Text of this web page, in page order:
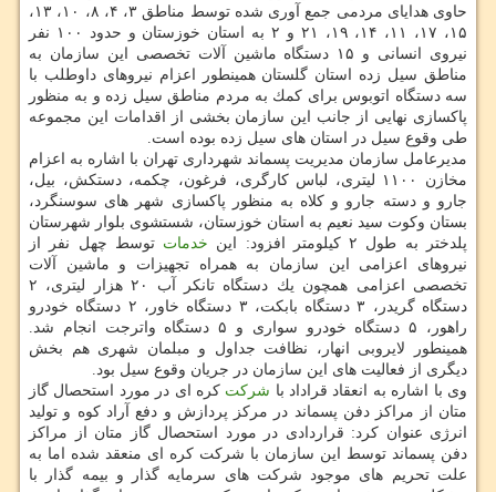
حاوی هدایای مردمی جمع آوری شده توسط مناطق ۳، ۴، ۸، ۱۰، ۱۳،
۱۵، ۱۷، ۱۱، ۱۴، ۱۹، ۲۱ و ۲ به استان خوزستان و حدود ۱۰۰ نفر
نیروی انسانی و ۱۵ دستگاه ماشین آلات تخصصی این سازمان به
مناطق سیل زده استان گلستان همینطور اعزام نیروهای داوطلب با
سه دستگاه اتوبوس برای كمك به مردم مناطق سیل زده و به منظور
پاكسازی نهایی از جانب این سازمان بخشی از اقدامات این مجموعه
طی وقوع سیل در استان های سیل زده بوده است.
مدیرعامل سازمان مدیریت پسماند شهرداری تهران با اشاره به اعزام
مخازن ۱۱۰۰ لیتری، لباس كارگری، فرغون، چكمه، دستكش، بیل،
جارو و دسته جارو و كلاه به منظور پاكسازی شهر های سوسنگرد،
بستان وكوت سید نعیم به استان خوزستان، شستشوی بلوار شهرستان
پلدختر به طول ۲ كیلومتر افزود: این
خدمات توسط چهل نفر از
نیروهای اعزامی این سازمان به همراه تجهیزات و ماشین آلات
تخصصی اعزامی همچون یك دستگاه تانكر آب ۲۰ هزار لیتری، ۲
دستگاه گریدر، ۳ دستگاه بابكت، ۳ دستگاه خاور، ۲ دستگاه خودرو
راهور، ۵ دستگاه خودرو سواری و ۵ دستگاه واترجت انجام شد.
همینطور لایروبی انهار، نظافت جداول و مبلمان شهری هم بخش
دیگری از فعالیت های این سازمان در جریان وقوع سیل بود.
وی با اشاره به انعقاد قراداد با شركت كره ای در مورد استحصال گاز
متان از مراكز دفن پسماند در مركز پردازش و دفع آراد كوه و تولید
انرژی عنوان كرد: قراردادی در مورد استحصال گاز متان از مراكز
دفن پسماند توسط این سازمان با شركت كره ای منعقد شده اما به
علت تحریم های موجود شركت های سرمایه گذار و بیمه گذار با